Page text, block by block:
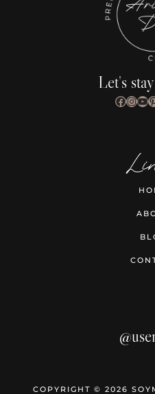
Let's
COPYRIGHT © 2026